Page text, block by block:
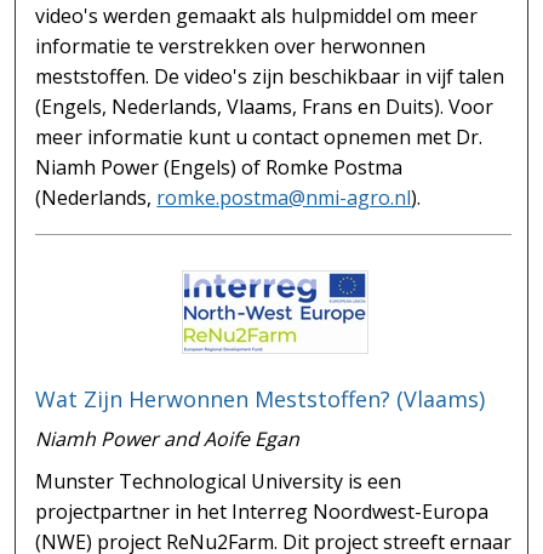
video's werden gemaakt als hulpmiddel om meer
informatie te verstrekken over herwonnen
meststoffen. De video's zijn beschikbaar in vijf talen
(Engels, Nederlands, Vlaams, Frans en Duits). Voor
meer informatie kunt u contact opnemen met Dr.
Niamh Power (Engels) of Romke Postma
(Nederlands, romke.postma@nmi-agro.nl).
Wat Zijn Herwonnen Meststoffen? (Vlaams)
Niamh Power and Aoife Egan
Munster Technological University is een
projectpartner in het Interreg Noordwest-Europa
(NWE) project ReNu2Farm. Dit project streeft ernaar